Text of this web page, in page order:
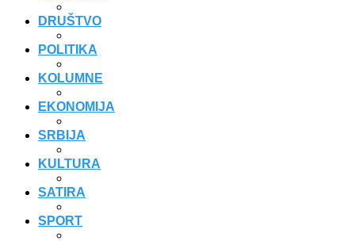
DRUŠTVO
POLITIKA
KOLUMNE
EKONOMIJA
SRBIJA
KULTURA
SATIRA
SPORT